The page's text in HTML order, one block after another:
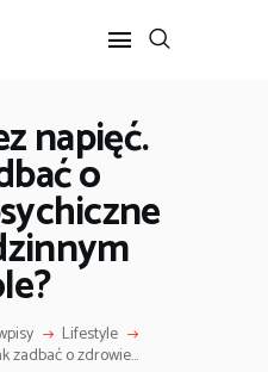
napięć.
o
Lifestyle
zadbać o zdrowie...